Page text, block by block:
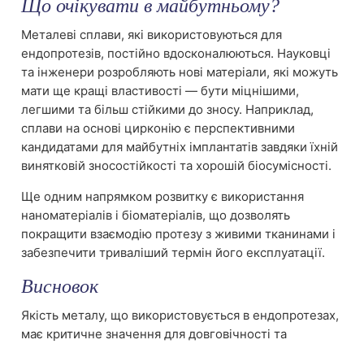
Що очікувати в майбутньому?
Металеві сплави, які використовуються для
ендопротезів, постійно вдосконалюються. Науковці
та інженери розробляють нові матеріали, які можуть
мати ще кращі властивості — бути міцнішими,
легшими та більш стійкими до зносу. Наприклад,
сплави на основі цирконію є перспективними
кандидатами для майбутніх імплантатів завдяки їхній
винятковій зносостійкості та хорошій біосумісності.
Ще одним напрямком розвитку є використання
наноматеріалів і біоматеріалів, що дозволять
покращити взаємодію протезу з живими тканинами і
забезпечити триваліший термін його експлуатації.
Висновок
Якість металу, що використовується в ендопротезах,
має критичне значення для довговічності та